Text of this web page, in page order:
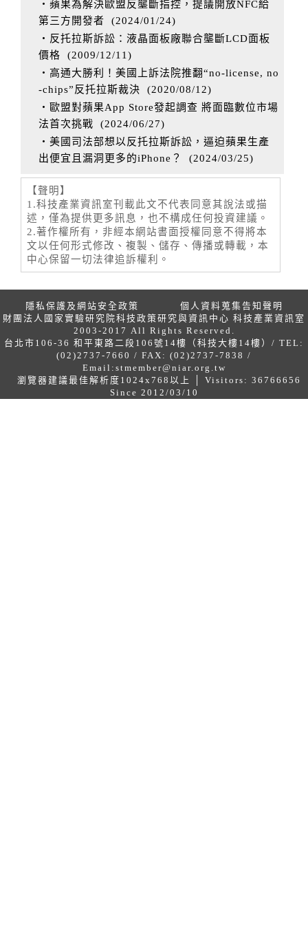
‧蘋果為解決歐盟反壟斷指控，提議開放NFC給
第三方開發者 (2024/01/24)
‧反托拉斯訴訟：液晶面板廠聯合壟斷LCD面板
價格 (2009/12/11 )
‧高通大勝利！美國上訴法院推翻“no-license, no
-chips”反托拉斯裁決 (2020/08/12)
‧歐盟對蘋果App Store發起調查 將面臨數位市場
法首次挑戰 (2024/06/27)
‧美國司法部想以反托拉斯訴訟，逼迫蘋果生產
出便宜且漏洞更多的iPhone？
(2024/03/25)
【聲明】
1.科技產業資訊室刊載此文不代表同意其說法或描
述，僅為提供更多訊息，也不構成任何投資建議。
2.著作權所有，非經本網站書面授權同意不得將本
文以任何形式修改、複製、儲存、傳播或轉載，本
中心保留一切法律追訴權利。
隱私保護及網站安全政策
個人資料蒐集告知聲明
財團法人國家實驗研究院科技政策研究與資訊中心 科技產業資訊室
2003-2017 All Rights Reserved.
台北市106-36 和平東路二段106號14樓（科技大樓14樓）/ TEL:
(02)2737-7660 / FAX: (02)2737-7838 /
Email: stmember@niar.org.tw
瀏覽器建議最佳解析度1024x768以上 │ Visitors: 36766656
Since 2012/03/10